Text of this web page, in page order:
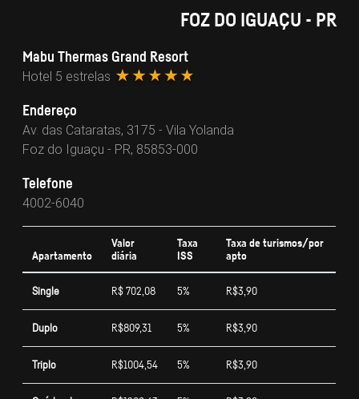
FOZ DO IGUAÇU - PR
Mabu Thermas Grand Resort
Hotel 5 estrelas
Endereço
Av. das Cataratas, 3175 - Vila Yolanda
Foz do Iguaçu - PR, 85853-000
Telefone
4002-6040
Apartamento
Valor
diária
Taxa
ISS
Taxa de turismos/por
apto
Single R$ 702,08 5% R$3,90
Duplo R$809,31 5% R$3,90
Triplo R$1004,54 5% R$3,90